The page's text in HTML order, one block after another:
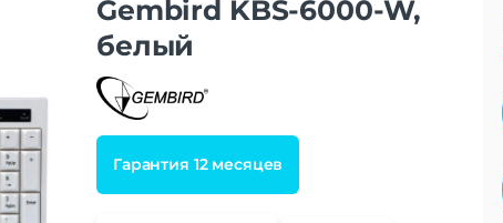
Gembird KBS-6000-W,
белый
Гарантия 12 месяцев